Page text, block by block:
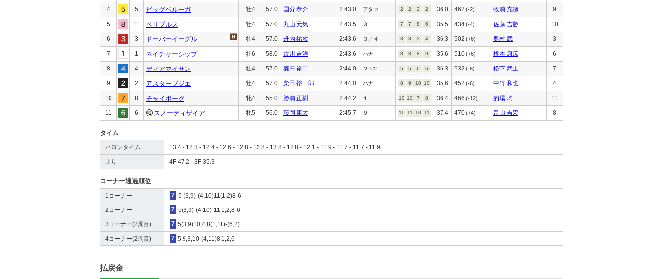
4 5 ビッグベルーガ 牡4 57.0 国分 恭介 2:43.0 アタマ 2 2 2 2 36.0 462 (-2) 牧浦 充徳 9
5 11 ペリプルス 牡4 57.0 丸山 元気 2:43.5 ３ 7 7 8 6 35.5 434(-4) 佐藤 吉勝 10
6 3 ドーバーイーグル 牡4 57.0 丹内 祐次 2:43.6 ３／４ 3 3 3 4 36.3 502 (+6) 奥村 武 3
7 1 ネイチャーシップ 牡6 58.0 古川 吉洋 2:43.6 ハナ 8 8 8 9 35.6 510(+6) 根本 康広 6
8 4 ディアマイサン 牡4 57.0 菱田 裕二 2:44.0 ２ 1/2 5 5 6 6 36.3 532 (-6) 松下 武士 7
9 2 アスターブジエ 牡4 57.0 柴田 裕一郎 2:44.0 ハナ 8 9 10 10 35.6 452 (-6) 中竹 和也 4
10 8 チャイボーグ 牝4 55.0 勝浦 正樹 2:44.2 １ 10 10 7 8 36.4 466 (-12) 的場 均 11
11 6 スノーディザイア 牝5 56.0 藤岡 康太 2:45.7 ９ 11 11 10 11 37.4 470(+4) 畠山 吉宏 8
タイム
ハロンタイム 13.4 - 12.3 - 12.4 - 12.6 - 12.8 - 12.8 - 13.8 - 12.8 - 12.1 - 11.9 - 11.7 - 11.7 - 11.9
上り 4F 47.2 - 3F 35.3
コーナー通過順位
1コーナー 7 -5-(3,9)-(4,10)11(1,2)8-6
2コーナー 7 -5(3,9)-(4,10)-11,1,2,8-6
3コーナー(2周目) 7 ,5(3,9)10,4,8(1,11)-(6,2)
4コーナー(2周目) 7 ,5,9,3,10-(4,11)8,1,2,6
払戻金